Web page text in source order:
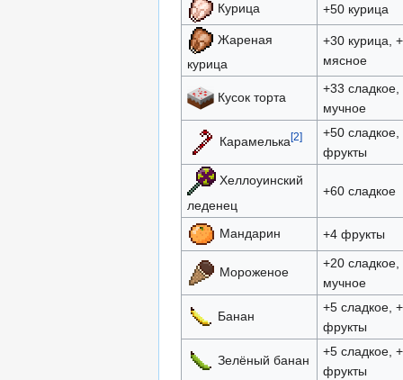
Курица +50 курица
Жареная
курица
+30 курица,
мясное
Кусок торта
+33 сладкое,
мучное
Карамелька[2]
+50 сладкое,
фрукты
Хеллоуинский
леденец
+60 сладкое
Мандарин +4 фрукты
Мороженое
+20 сладкое,
мучное
Банан
+5 сладкое,
фрукты
Зелёный банан
+5 сладкое,
фрукты